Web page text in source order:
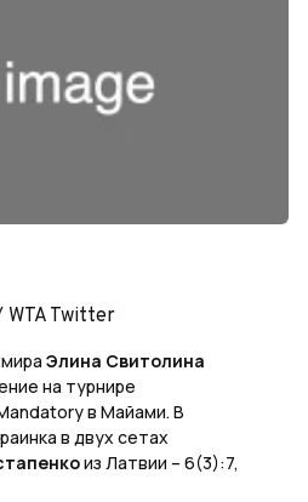
WTA Twitter
Элина Свитолина
на турнире
в Майами. В
в двух сетах
из Латвии – 6(3):7,